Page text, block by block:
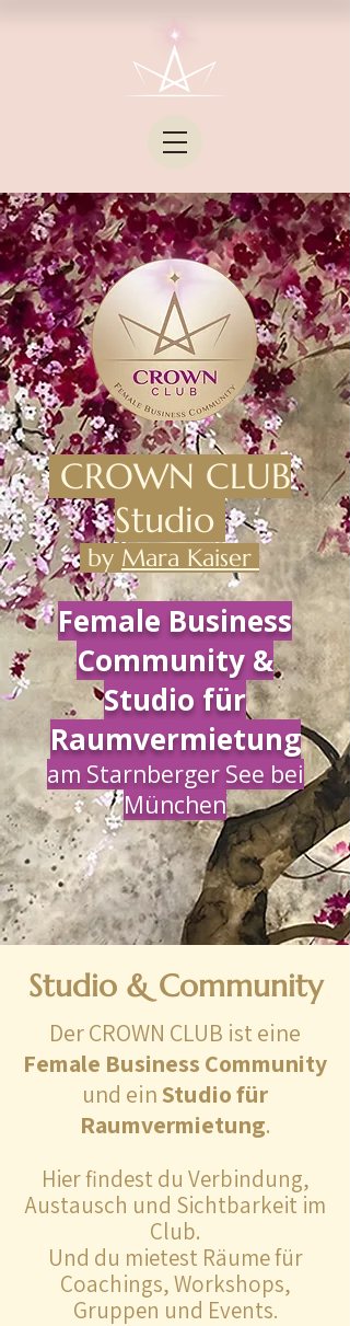
CROWN CLUB
Studio
by Mara Kaiser
Female Business
Community &
Studio für
Raumvermietung
am Starnberger See bei
München
Studio & Community
Der CROWN CLUB ist eine
Female Business Community
und ein Studio für
Raumvermietung.
Hier findest du Verbindung,
Austausch und Sichtbarkeit im
Club.
Und du mietest Räume für
Coachings, Workshops,
Gruppen und Events.